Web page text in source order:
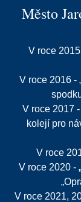
Město
V roce
V roce 2016 -
V roce 2017
kolejí pro
V roce
V roce 2020 -
V roce 2021,